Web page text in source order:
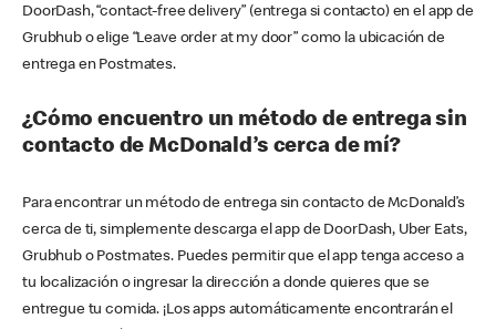
DoorDash, “contact-free delivery” (entrega si contacto) en el app de
Grubhub o elige “Leave order at my door” como la ubicación de
entrega en Postmates.
¿Cómo encuentro un método de entrega sin
contacto de McDonald’s cerca de mí?
Para encontrar un método de entrega sin contacto de McDonald’s
cerca de ti, simplemente descarga el app de DoorDash, Uber Eats,
Grubhub o Postmates. Puedes permitir que el app tenga acceso a
tu localización o ingresar la dirección a donde quieres que se
entregue tu comida. ¡Los apps automáticamente encontrarán el